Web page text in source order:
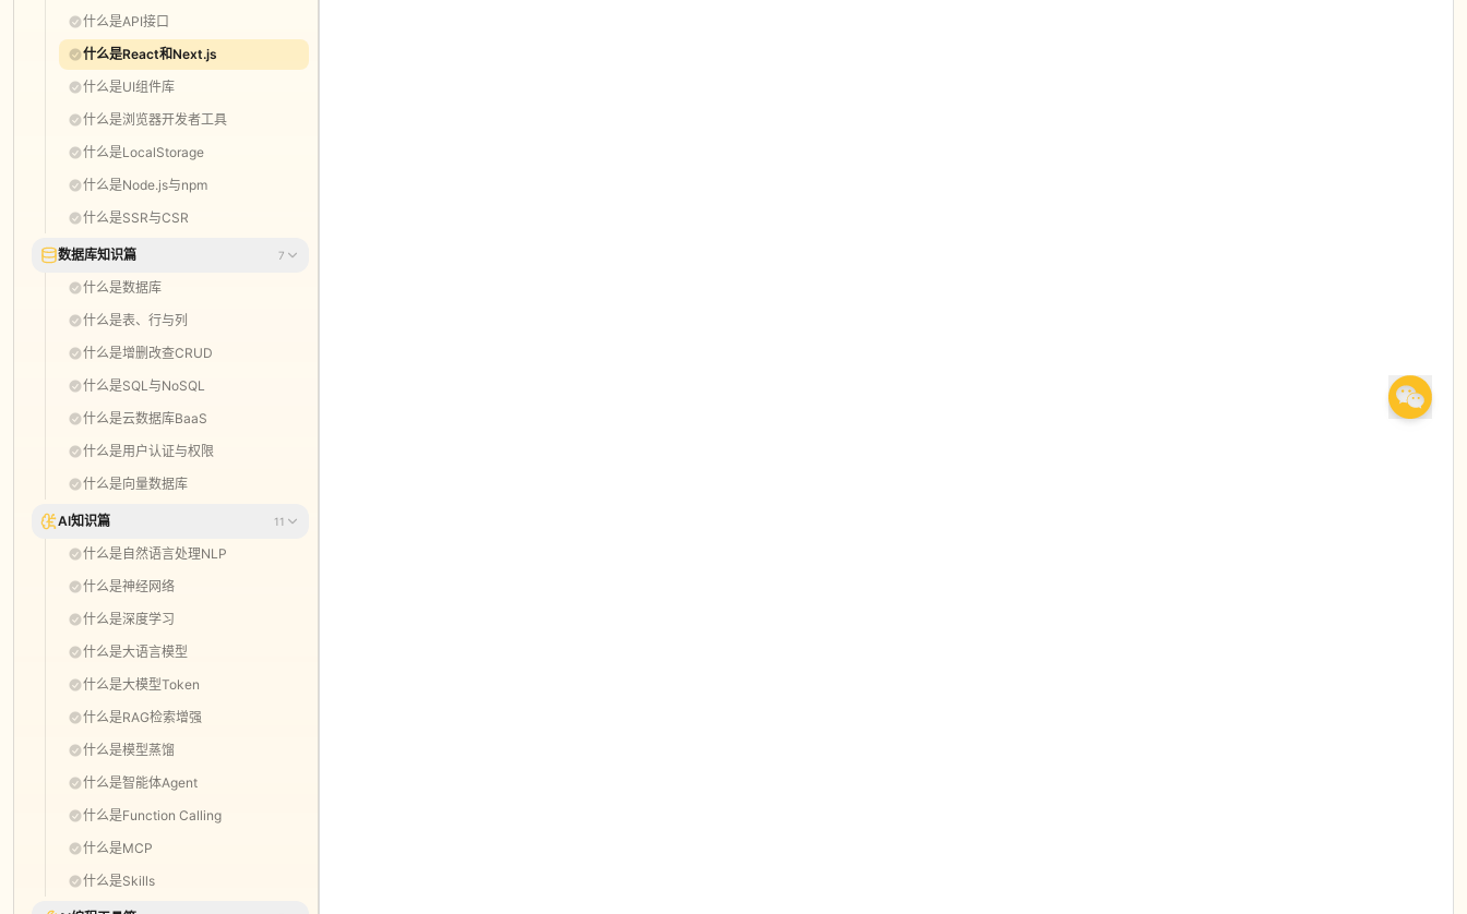
什么是API接口
什么是React和Next.js
什么是UI组件库
什么是浏览器开发者工具
什么是LocalStorage
什么是Node.js与npm
什么是SSR与CSR
数据库知识篇 7
什么是数据库
什么是表、行与列
什么是增删改查CRUD
什么是SQL与NoSQL
什么是云数据库BaaS
什么是用户认证与权限
什么是向量数据库
AI知识篇 11
什么是自然语言处理NLP
什么是神经网络
什么是深度学习
什么是大语言模型
什么是大模型Token
什么是RAG检索增强
什么是模型蒸馏
什么是智能体Agent
什么是Function Calling
什么是MCP
什么是Skills